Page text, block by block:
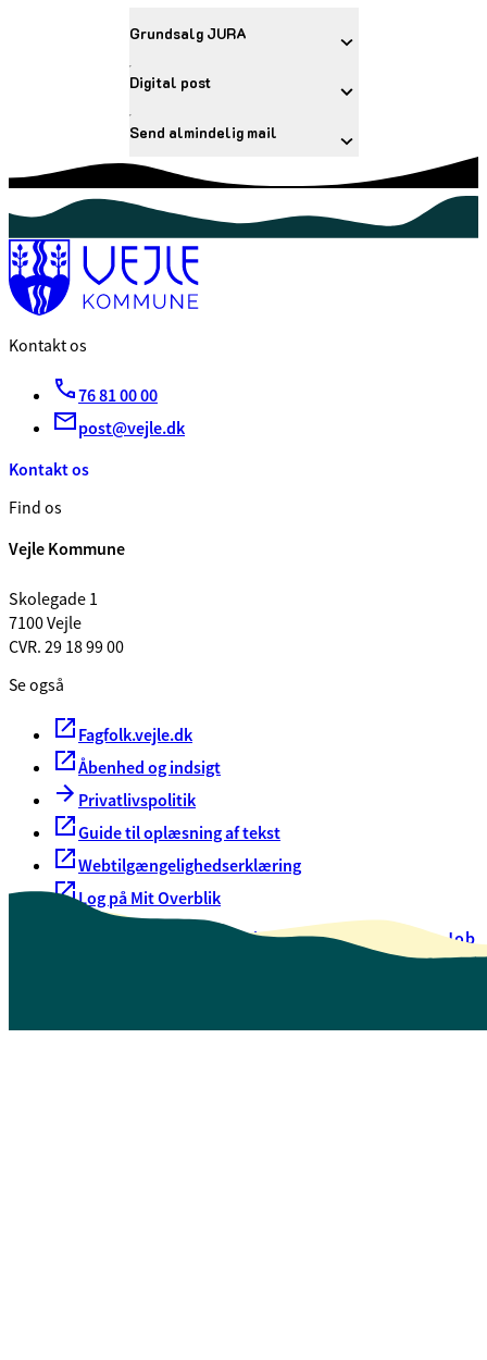
Grundsalg JURA
Digital post
Send almindelig mail
Kontakt os
76 81 00 00
post@vejle.dk
Kontakt os
Find os
Vejle Kommune
Skolegade 1
7100 Vejle
CVR. 29 18 99 00
Se også
Fagfolk.vejle.dk
Åbenhed og indsigt
Privatlivspolitik
Guide til oplæsning af tekst
Webtilgængelighedserklæring
Log på Mit Overblik
Oversigt over selvbetjeningJob